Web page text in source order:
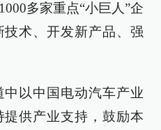
多家重点“小巨人”企
术、开发新产品、强
以中国电动汽车产业
供产业支持，鼓励本